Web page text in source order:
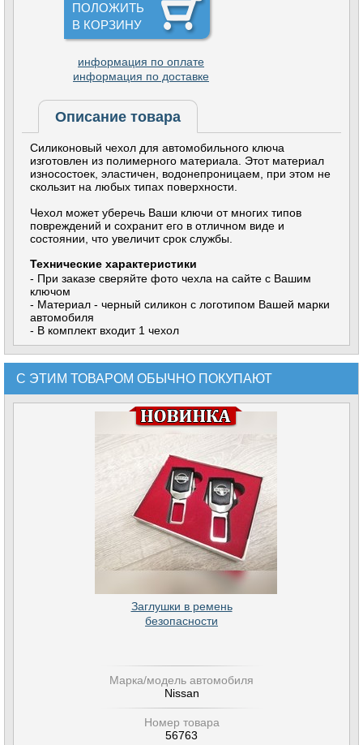
ПОЛОЖИТЬ
В КОРЗИНУ
информация по оплате
информация по доставке
Описание товара
Силиконовый чехол для автомобильного ключа
изготовлен из полимерного материала. Этот материал
износостоек, эластичен, водонепроницаем, при этом не
скользит на любых типах поверхности.
Чехол может уберечь Ваши ключи от многих типов
повреждений и сохранит его в отличном виде и
состоянии, что увеличит срок службы.
Технические характеристики
- При заказе сверяйте фото чехла на сайте с Вашим
ключом
- Материал - черный силикон с логотипом Вашей марки
автомобиля
- В комплект входит 1 чехол
С ЭТИМ ТОВАРОМ ОБЫЧНО ПОКУПАЮТ
Заглушки в ремень
безопасности
Марка/модель автомобиля
Nissan
Номер товара
56763